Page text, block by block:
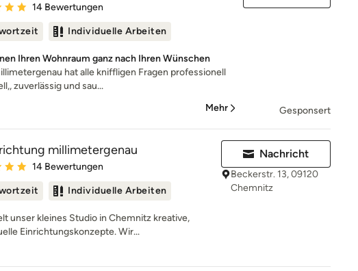
Bewertung: 4.9 von 5 Sternen
14 Bewertungen
Individuelle Arbeiten
Ihren Wohnraum ganz nach Ihren Wünschen
hat alle kniffligen Fragen professionell
zuverlässig und sau...
Mehr Gesponsert
millimetergenau
Bewertung: 4.9 von 5 Sternen
14 Bewertungen
Individuelle Arbeiten
unser kleines Studio in Chemnitz kreative,
Einrichtungskonzepte. Wir...
Nachricht
Beckerstr. 13, 09120
Chemnitz